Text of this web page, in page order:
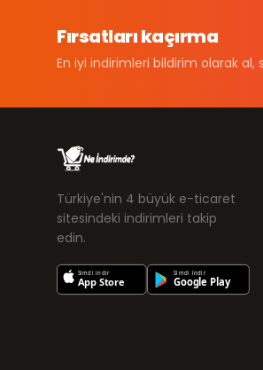
Fırsatları kaçırma
En iyi indirimleri bildirim olarak
Türkiye'nin 4 büyük e-ticaret
sitesindeki indirimleri takip
edin.